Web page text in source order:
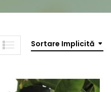
Sortare Implicită